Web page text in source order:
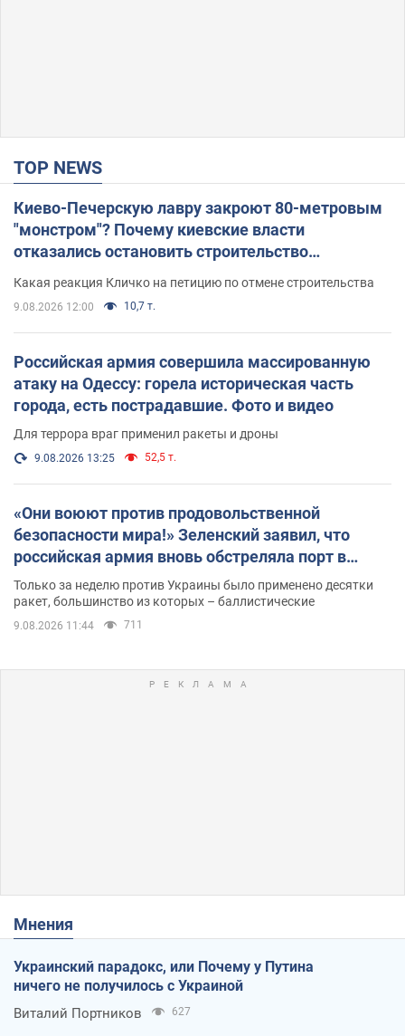
TOP NEWS
Киево-Печерскую лавру закроют 80-метровым
"монстром"? Почему киевские власти
отказались остановить строительство
небоскреба "московского верующего"
Какая реакция Кличко на петицию по отмене строительства
9.08.2026 12:00 10,7 т.
Российская армия совершила массированную
атаку на Одессу: горела историческая часть
города, есть пострадавшие. Фото и видео
Для террора враг применил ракеты и дроны
9.08.2026 13:25 52,5 т.
«Они воюют против продовольственной
безопасности мира!» Зеленский заявил, что
российская армия вновь обстреляла порт в
Одессе
Только за неделю против Украины было применено десятки
ракет, большинство из которых – баллистические
9.08.2026 11:44 711
Мнения
Украинский парадокс, или Почему у Путина
ничего не получилось с Украиной
Виталий Портников 627